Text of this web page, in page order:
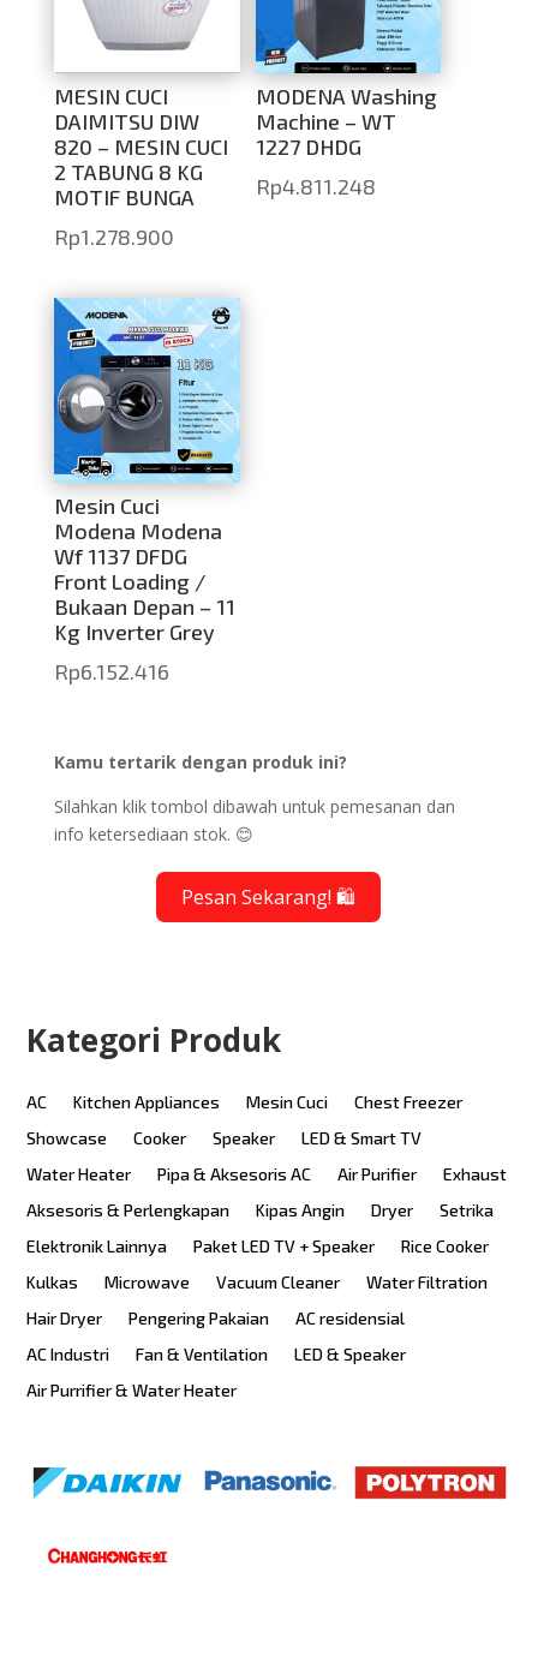
MESIN CUCI
DAIMITSU DIW
820 – MESIN CUCI
2 TABUNG 8 KG
MOTIF BUNGA
Rp1.278.900
MODENA Washing
Machine – WT
1227 DHDG
Rp4.811.248
Mesin Cuci
Modena Modena
Wf 1137 DFDG
Front Loading /
Bukaan Depan – 11
Kg Inverter Grey
Rp6.152.416
Kamu tertarik dengan produk ini?
Silahkan klik tombol dibawah untuk pemesanan dan
info ketersediaan stok. 😊
Pesan Sekarang! 🛍️
Kategori Produk
AC Kitchen Appliances Mesin Cuci
Chest Freezer
Showcase
Cooker Speaker
LED & Smart TV
Water Heater
Pipa & Aksesoris AC Air Purifier
Exhaust
Aksesoris & Perlengkapan
Kipas Angin Dryer
Setrika
Elektronik Lainnya
Paket LED TV + Speaker
Rice Cooker
Kulkas
Microwave Vacuum Cleaner
Water Filtration
Hair Dryer
Pengering Pakaian
AC residensial
AC Industri
Fan & Ventilation
LED & Speaker
Air Purrifier & Water Heater